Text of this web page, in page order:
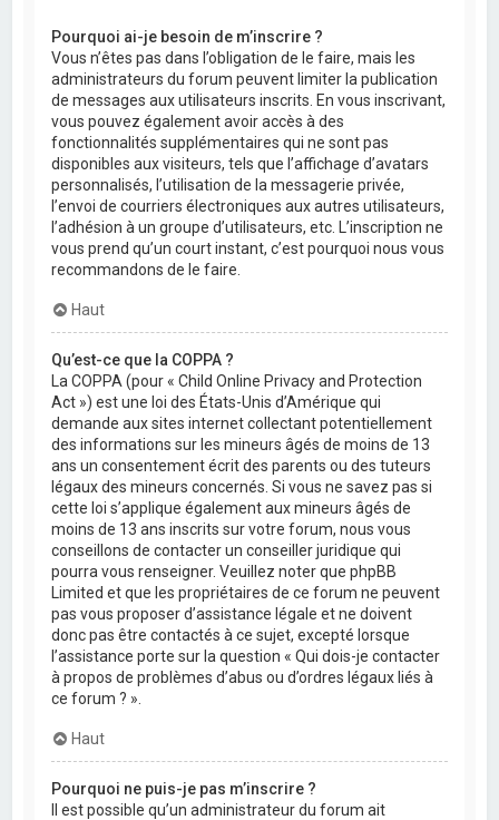
Pourquoi ai-je besoin de m’inscrire ?
Vous n’êtes pas dans l’obligation de le faire, mais les
administrateurs du forum peuvent limiter la publication
de messages aux utilisateurs inscrits. En vous inscrivant,
vous pouvez également avoir accès à des
fonctionnalités supplémentaires qui ne sont pas
disponibles aux visiteurs, tels que l’affichage d’avatars
personnalisés, l’utilisation de la messagerie privée,
l’envoi de courriers électroniques aux autres utilisateurs,
l’adhésion à un groupe d’utilisateurs, etc. L’inscription ne
vous prend qu’un court instant, c’est pourquoi nous vous
recommandons de le faire.
Haut
Qu’est-ce que la COPPA ?
La COPPA (pour « Child Online Privacy and Protection
Act ») est une loi des États-Unis d’Amérique qui
demande aux sites internet collectant potentiellement
des informations sur les mineurs âgés de moins de 13
ans un consentement écrit des parents ou des tuteurs
légaux des mineurs concernés. Si vous ne savez pas si
cette loi s’applique également aux mineurs âgés de
moins de 13 ans inscrits sur votre forum, nous vous
conseillons de contacter un conseiller juridique qui
pourra vous renseigner. Veuillez noter que phpBB
Limited et que les propriétaires de ce forum ne peuvent
pas vous proposer d’assistance légale et ne doivent
donc pas être contactés à ce sujet, excepté lorsque
l’assistance porte sur la question « Qui dois-je contacter
à propos de problèmes d’abus ou d’ordres légaux liés à
ce forum ? ».
Haut
Pourquoi ne puis-je pas m’inscrire ?
Il est possible qu’un administrateur du forum ait